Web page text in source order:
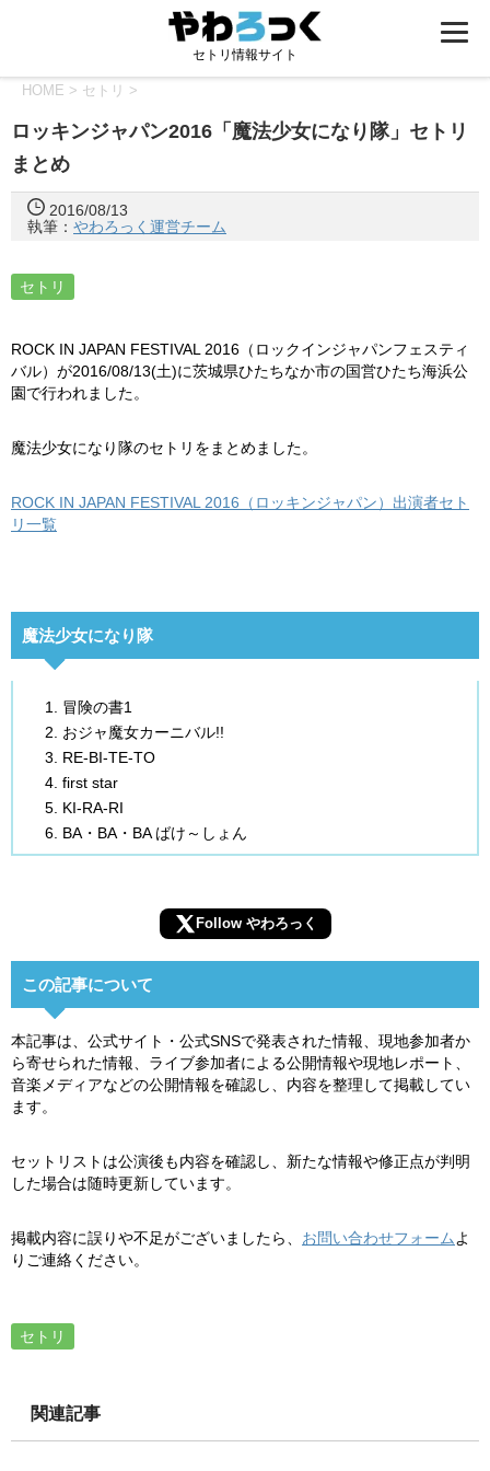
セトリ情報サイト
HOME > セトリ >
ロッキンジャパン2016「魔法少女になり隊」セトリ
まとめ
2016/08/13
執筆： やわろっく運営チーム
セトリ
ROCK IN JAPAN FESTIVAL 2016（ロックインジャパンフェスティ
バル）が2016/08/13(土)に茨城県ひたちなか市の国営ひたち海浜公
園で行われました。
魔法少女になり隊のセトリをまとめました。
ROCK IN JAPAN FESTIVAL 2016（ロッキンジャパン）出演者セト
リ一覧
魔法少女になり隊
冒険の書1
おジャ魔女カーニバル!!
RE-BI-TE-TO
first star
KI-RA-RI
BA・BA・BA ばけ～しょん
Follow やわろっく
この記事について
本記事は、公式サイト・公式SNSで発表された情報、現地参加者か
ら寄せられた情報、ライブ参加者による公開情報や現地レポート、
音楽メディアなどの公開情報を確認し、内容を整理して掲載してい
ます。
セットリストは公演後も内容を確認し、新たな情報や修正点が判明
した場合は随時更新しています。
掲載内容に誤りや不足がございましたら、 お問い合わせフォーム よ
りご連絡ください。
セトリ
関連記事